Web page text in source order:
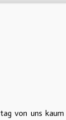
von uns